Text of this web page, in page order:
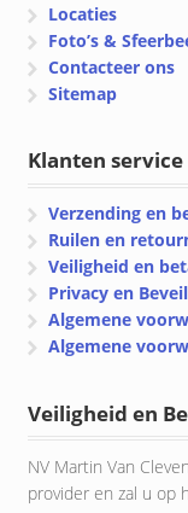
Locaties
Foto’s &
Contacteer ons
Sitemap
Klanten service
Verzending en
Ruilen en
Veiligheid en
Privacy en
Algemene
Algemene
Veiligheid en
NV Martin Van
provider en zal u op